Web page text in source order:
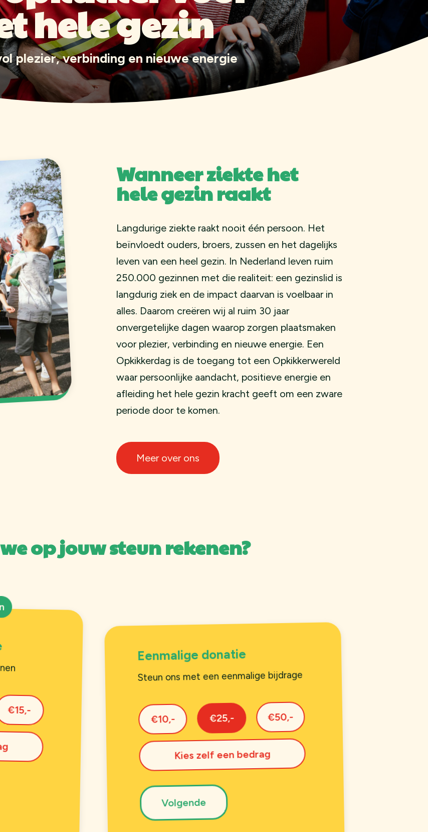
hele gezin
plezier, verbinding en nieuwe energie
Wanneer ziekte het
hele gezin raakt
Langdurige ziekte raakt nooit één persoon. Het
beïnvloedt ouders, broers, zussen en het dagelijks
leven van een heel gezin. In Nederland leven ruim
250.000 gezinnen met die realiteit: een gezinslid is
langdurig ziek en de impact daarvan is voelbaar in
alles. Daarom creëren wij al ruim 30 jaar
onvergetelijke dagen waarop zorgen plaatsmaken
voor plezier, verbinding en nieuwe energie. Een
Opkikkerdag is de toegang tot een Opkikkerwereld
waar persoonlijke aandacht, positieve energie en
afleiding het hele gezin kracht geeft om een zware
periode door te komen.
Meer over ons
op jouw steun rekenen?
€15,-
Eenmalige donatie
Steun ons met een eenmalige bijdrage
Kies
bedrag (Vereist)
€10,- €25,- €50,-
Kies zelf een bedrag
Volgende